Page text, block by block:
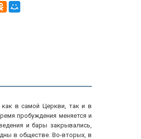
как в самой Церкви, так и в
пробуждения меняется и
и бары закрывались,
в обществе. Во-вторых, в